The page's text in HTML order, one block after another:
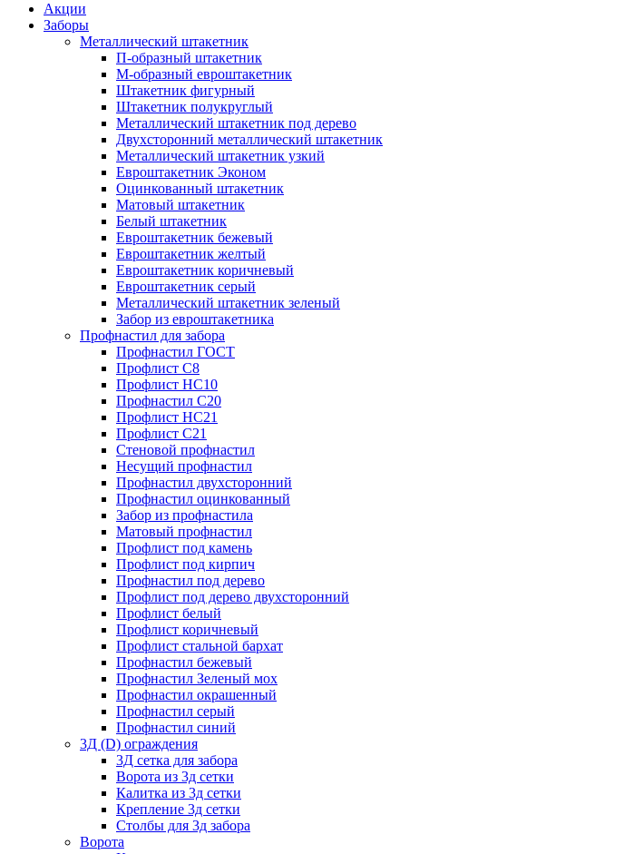
Акции
Заборы
Металлический штакетник
П-образный штакетник
М-образный евроштакетник
Штакетник фигурный
Штакетник полукруглый
Металлический штакетник под дерево
Двухсторонний металлический штакетник
Металлический штакетник узкий
Евроштакетник Эконом
Оцинкованный штакетник
Матовый штакетник
Белый штакетник
Евроштакетник бежевый
Евроштакетник желтый
Евроштакетник коричневый
Евроштакетник серый
Металлический штакетник зеленый
Забор из евроштакетника
Профнастил для забора
Профнастил ГОСТ
Профлист С8
Профлист НС10
Профнастил С20
Профлист НС21
Профлист С21
Стеновой профнастил
Несущий профнастил
Профнастил двухсторонний
Профнастил оцинкованный
Забор из профнастила
Матовый профнастил
Профлист под камень
Профлист под кирпич
Профнастил под дерево
Профлист под дерево двухсторонний
Профлист белый
Профлист коричневый
Профлист стальной бархат
Профнастил бежевый
Профнастил Зеленый мох
Профнастил окрашенный
Профнастил серый
Профнастил синий
3Д (D) ограждения
3Д сетка для забора
Ворота из 3д сетки
Калитка из 3д сетки
Крепление 3д сетки
Столбы для 3д забора
Ворота